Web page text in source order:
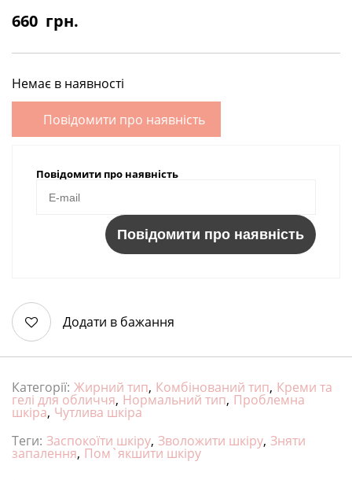
660 грн.
Немає в наявності
Повідомити про наявність
Повідомити про наявність
Повідомити про наявність
Додати в бажання
Категорії: Жирний тип, Комбінований тип, Креми та
гелі для обличчя, Нормальний тип, Проблемна
шкіра, Чутлива шкіра
Теги: Заспокоїти шкіру, Зволожити шкіру, Зняти
запалення, Пом`якшити шкіру